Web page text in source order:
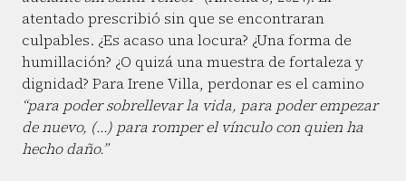
atentado prescribió sin que se encontraran
culpables. ¿Es acaso una locura? ¿Una forma de
humillación? ¿O quizá una muestra de fortaleza y
dignidad? Para Irene Villa, perdonar es el camino
“para poder sobrellevar la vida, para poder empezar
de nuevo, (...) para romper el vínculo con quien ha
hecho daño.”